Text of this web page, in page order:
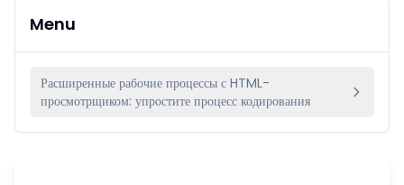
Menu
Расширенные рабочие процессы с HTML-
просмотрщиком: упростите процесс кодирования